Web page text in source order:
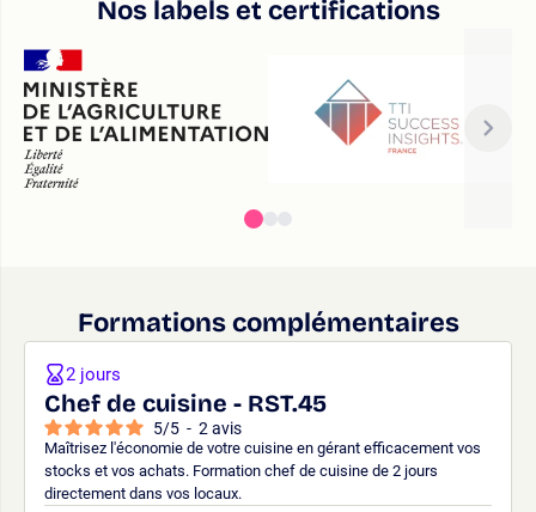
Nos labels et certifications
Formations complémentaires
Chef de cuisine - RST.45
5/5 - 2 avis
Maîtrisez l'économie de votre cuisine en gérant efficacement vos
stocks et vos achats. Formation chef de cuisine de 2 jours
directement dans vos locaux.
2 jours